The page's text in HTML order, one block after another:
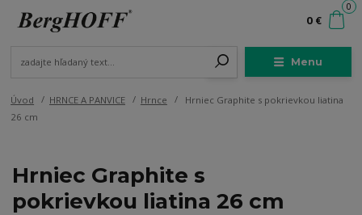
Menu
0
0 €
Úvod HRNCE A PANVICE Hrnce
Hrniec Graphite s pokrievkou liatina
26 cm
Hrniec Graphite s
pokrievkou liatina 26 cm